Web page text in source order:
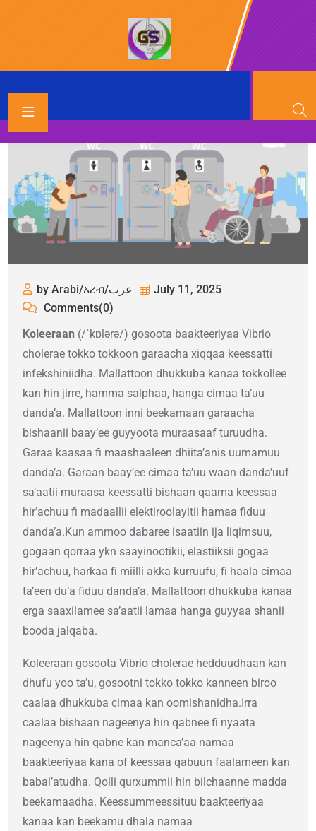
by Arabi/አረብ/عرب
July 11, 2025
Comments(0)
Koleeraan (/ˈkɒlərə/) gosoota baakteeriyaa Vibrio
cholerae tokko tokkoon garaacha xiqqaa keessatti
infekshiniidha. Mallattoon dhukkuba kanaa tokkollee
kan hin jirre, hamma salphaa, hanga cimaa ta’uu
danda’a. Mallattoon inni beekamaan garaacha
bishaanii baay’ee guyyoota muraasaaf turuudha.
Garaa kaasaa fi maashaaleen dhiita’anis uumamuu
danda’a. Garaan baay’ee cimaa ta’uu waan danda’uuf
sa’aatii muraasa keessatti bishaan qaama keessaa
hir’achuu fi madaallii elektiroolayitii hamaa fiduu
danda’a.Kun ammoo dabaree isaatiin ija liqimsuu,
gogaan qorraa ykn saayinootikii, elastiiksii gogaa
hir’achuu, harkaa fi miilli akka kurruufu, fi haala cimaa
ta’een du’a fiduu danda’a. Mallattoon dhukkuba kanaa
erga saaxilamee sa’aatii lamaa hanga guyyaa shanii
booda jalqaba.
Koleeraan gosoota Vibrio cholerae hedduudhaan kan
dhufu yoo ta’u, gosootni tokko tokko kanneen biroo
caalaa dhukkuba cimaa kan oomishanidha.Irra
caalaa bishaan nageenya hin qabnee fi nyaata
nageenya hin qabne kan manca’aa namaa
baakteeriyaa kana of keessaa qabuun faalameen kan
babal’atudha. Qolli qurxummii hin bilchaanne madda
beekamaadha. Keessummeessituu baakteeriyaa
kanaa kan beekamu dhala namaa